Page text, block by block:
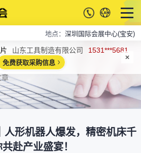
地点： 深圳国际会展中心(宝安)
山东工具制造有限公司 1531***5681
免费获取采购信息
章
人形机器人爆发，精密机床千
赴产业盛宴！